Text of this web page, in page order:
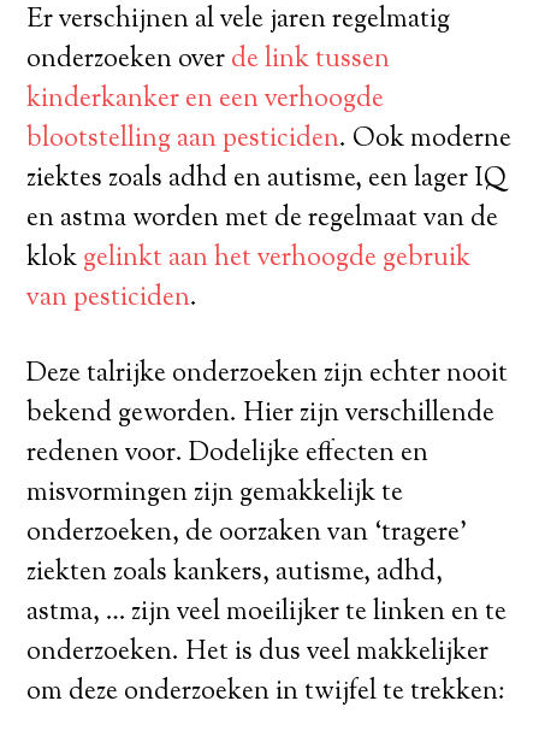
Er verschijnen al vele jaren regelmatig
onderzoeken overde link tussen
kinderkanker en een verhoogde
blootstelling aan pesticiden. Ook moderne
ziektes zoals adhd en autisme, een lager IQ
en astma worden met de regelmaat van de
klokgelinkt aan het verhoogde gebruik
van pesticiden.
Deze talrijke onderzoeken zijn echter nooit
bekend geworden. Hier zijn verschillende
redenen voor. Dodelijke effecten en
misvormingen zijn gemakkelijk te
onderzoeken, de oorzaken van ‘tragere’
ziekten zoals kankers, autisme, adhd,
astma, … zijn veel moeilijker te linken en te
onderzoeken. Het is dus veel makkelijker
om deze onderzoeken in twijfel te trekken: